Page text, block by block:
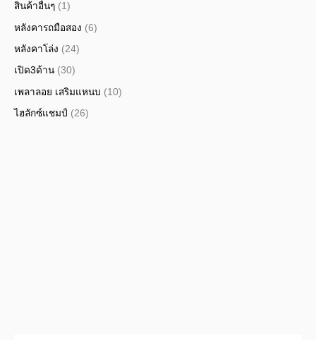
สินค้าอื่นๆ (1)
หลังคารถมือสอง (6)
หลังคาโล่ง (24)
เปิด3ด้าน (30)
เพลาลอย เสริมแหนบ (10)
ไฮลักซ์แชมป์ (26)